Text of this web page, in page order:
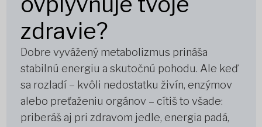
zdravie?
Dobre vyvážený metabolizmus prináša
stabilnú energiu a skutočnú pohodu. Ale keď
sa rozladí – kvôli nedostatku živín, enzýmov
alebo preťaženiu orgánov – cítiš to všade:
priberáš aj pri zdravom jedle, energia padá,